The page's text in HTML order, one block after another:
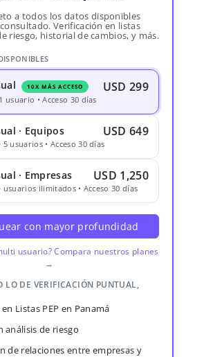
a todos los datos disponibles
Verificación en listas
riesgo, historial de cambios, y más.
10X MÁS ACCESO USD 299
usuario • Acceso 30 días
· Equipos USD 649
5 usuarios • Acceso 30 días
· Empresas USD 1,250
usuarios ilimitados • Acceso 30 días
con mayor profundidad
usuario? Compara nuestros planes
→
LO DE VERIFICACIÓN PUNTUAL,
Listas PEP en Panamá
análisis de riesgo
de relaciones entre empresas y